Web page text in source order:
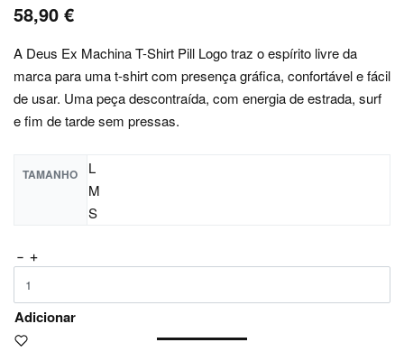
58,90 €
A Deus Ex Machina T-Shirt Pill Logo traz o espírito livre da
marca para uma t-shirt com presença gráfica, confortável e fácil
de usar. Uma peça descontraída, com energia de estrada, surf
e fim de tarde sem pressas.
TAMANHO
L
M
S
Adicionar